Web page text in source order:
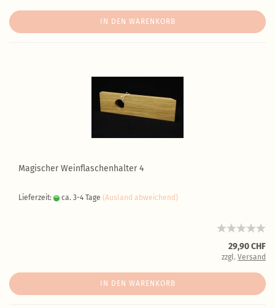
IN DEN WARENKORB
Magischer Weinflaschenhalter 4
Lieferzeit: ca. 3-4 Tage (Ausland abweichend)
29,90 CHF
zzgl. Versand
IN DEN WARENKORB